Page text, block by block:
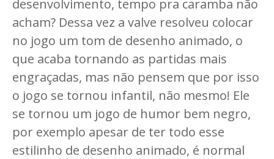
desenvolvimento, tempo pra caramba não
acham? Dessa vez a valve resolveu colocar
no jogo um tom de desenho animado, o
que acaba tornando as partidas mais
engraçadas, mas não pensem que por isso
o jogo se tornou infantil, não mesmo! Ele
se tornou um jogo de humor bem negro,
por exemplo apesar de ter todo esse
estilinho de desenho animado, é normal